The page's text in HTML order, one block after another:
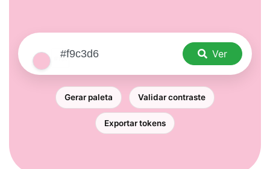
Ver
Gerar paleta Validar contraste
Exportar tokens